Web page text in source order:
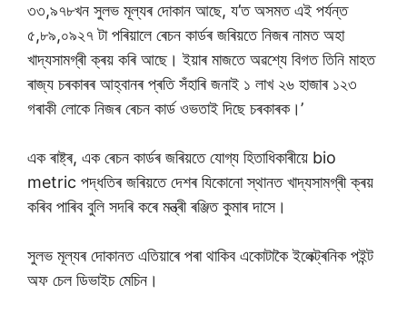
৩৩,৯৭৮খন সুলভ মূল্যৰ দোকান আছে, য’ত অসমত এই পৰ্যন্ত
৫,৮৯,০৯২৭ টা পৰিয়ালে ৰেচন কাৰ্ডৰ জৰিয়তে নিজৰ নামত অহা
খাদ্যসামগ্ৰী ক্ৰয় কৰি আছে। ইয়াৰ মাজতে অৱশ্যে বিগত তিনি মাহত
ৰাজ্য চৰকাৰৰ আহ্বানৰ প্ৰতি সঁহাৰি জনাই ১ লাখ ২৬ হাজাৰ ১২৩
গৰাকী লোকে নিজৰ ৰেচন কাৰ্ড ওভতাই দিছে চৰকাৰক।’
এক ৰাষ্ট্ৰ, এক ৰেচন কাৰ্ডৰ জৰিয়তে যোগ্য হিতাধিকাৰীয়ে bio
metric পদ্ধতিৰ জৰিয়তে দেশৰ যিকোনো স্থানত খাদ্যসামগ্ৰী ক্ৰয়
কৰিব পাৰিব বুলি সদৰি কৰে মন্ত্ৰী ৰঞ্জিত কুমাৰ দাসে।
সুলভ মূল্যৰ দোকানত এতিয়াৰে পৰা থাকিব একোটাকৈ ইলেক্ট্ৰনিক পইন্ট
অফ চেল ডিভাইচ মেচিন।